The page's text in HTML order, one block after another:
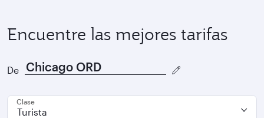
Encuentre las mejores tarifas
De
Clase
Turista